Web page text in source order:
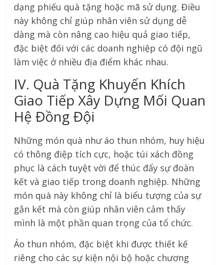
dạng phiếu quà tặng hoặc mã sử dụng. Điều
này không chỉ giúp nhân viên sử dụng dễ
dàng mà còn nâng cao hiệu quả giao tiếp,
đặc biệt đối với các doanh nghiệp có đội ngũ
làm việc ở nhiều địa điểm khác nhau.
IV. Quà Tặng Khuyến Khích
Giao Tiếp Xây Dựng Mối Quan
Hệ Đồng Đội
Những món quà như áo thun nhóm, huy hiệu
có thông điệp tích cực, hoặc túi xách đồng
phục là cách tuyệt vời để thúc đẩy sự đoàn
kết và giao tiếp trong doanh nghiệp. Những
món quà này không chỉ là biểu tượng của sự
gắn kết mà còn giúp nhân viên cảm thấy
mình là một phần quan trọng của tổ chức.
Áo thun nhóm, đặc biệt khi được thiết kế
riêng cho các sự kiện nội bộ hoặc chương